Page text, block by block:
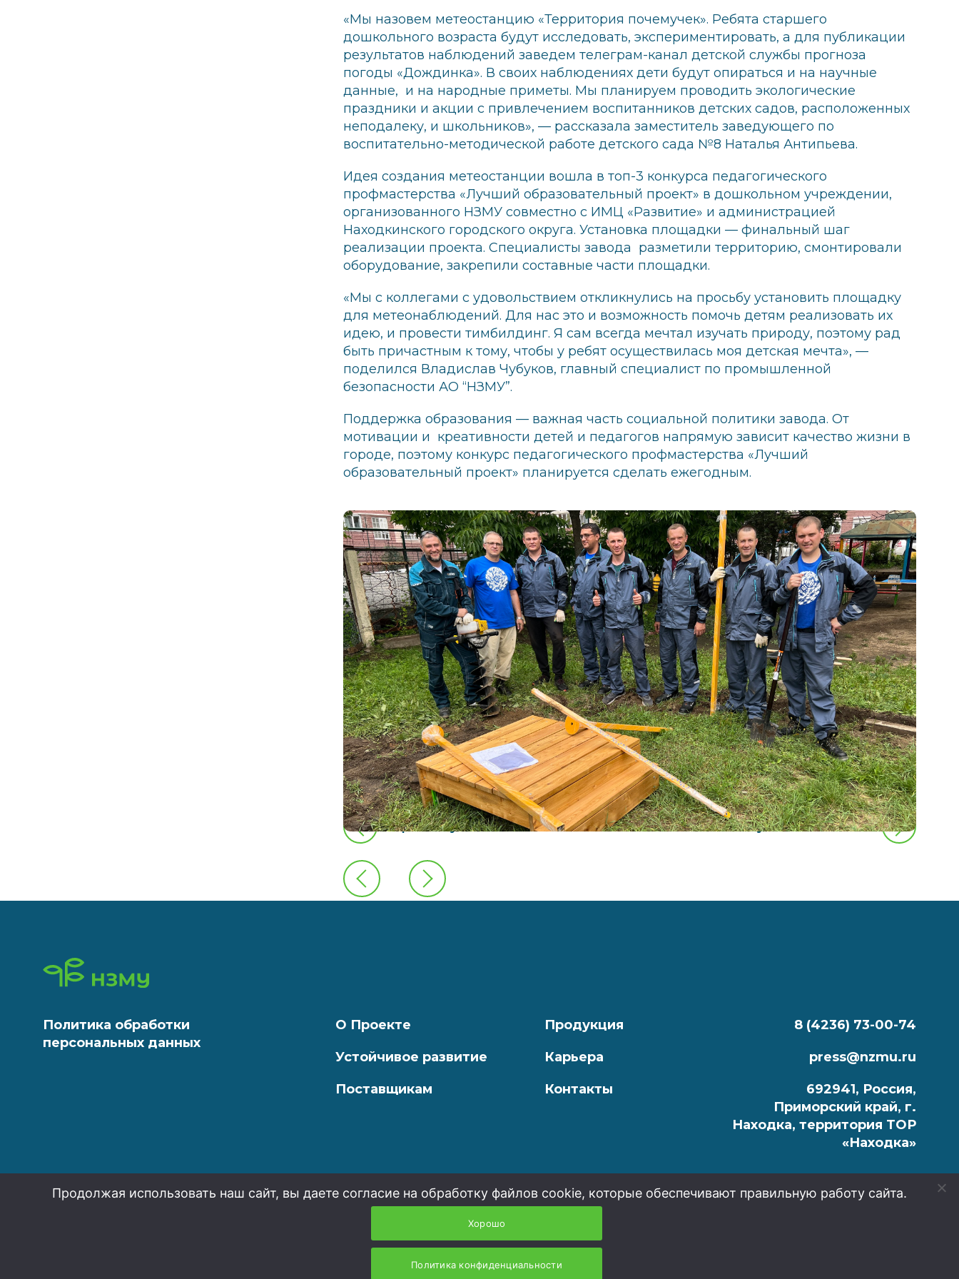
«Мы назовем метеостанцию «Территория почемучек». Ребята старшего
дошкольного возраста будут исследовать, экспериментировать, а для публикации
результатов наблюдений заведем телеграм-канал детской службы прогноза
погоды «Дождинка». В своих наблюдениях дети будут опираться и на научные
данные, и на народные приметы. Мы планируем проводить экологические
праздники и акции с привлечением воспитанников детских садов, расположенных
неподалеку, и школьников», — рассказала заместитель заведующего по
воспитательно-методической работе детского сада №8 Наталья Антипьева.
Идея создания метеостанции вошла в топ-3 конкурса педагогического
профмастерства «Лучший образовательный проект» в дошкольном учреждении,
организованного НЗМУ совместно с ИМЦ «Развитие» и администрацией
Находкинского городского округа. Установка площадки — финальный шаг
реализации проекта. Специалисты завода разметили территорию, смонтировали
оборудование, закрепили составные части площадки.
«Мы с коллегами с удовольствием откликнулись на просьбу установить площадку
для метеонаблюдений. Для нас это и возможность помочь детям реализовать их
идею, и провести тимбилдинг. Я сам всегда мечтал изучать природу, поэтому рад
быть причастным к тому, чтобы у ребят осуществилась моя детская мечта», —
поделился Владислав Чубуков, главный специалист по промышленной
безопасности АО “НЗМУ”.
Поддержка образования — важная часть социальной политики завода. От
мотивации и креативности детей и педагогов напрямую зависит качество жизни в
городе, поэтому конкурс педагогического профмастерства «Лучший
образовательный проект» планируется сделать ежегодным.
предыдущая новость следующая новость
Политика обработки
персональных данных
О Проекте Продукция
Устойчивое развитие Карьера
Поставщикам Контакты
8 (4236) 73-00-74
press@nzmu.ru
692941, Россия,
Приморский край, г.
Находка, территория ТОР
«Находка»
Продолжая использовать наш сайт, вы даете согласие на обработку файлов cookie, которые обеспечивают правильную работу сайта.
Хорошо
Политика конфиденциальности